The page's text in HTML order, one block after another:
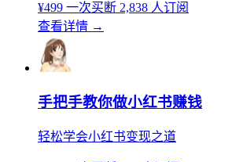
¥499 一次买断 2,838 人订阅
查看详情 →
手把手教你做小红书赚钱
轻松学会小红书变现之道